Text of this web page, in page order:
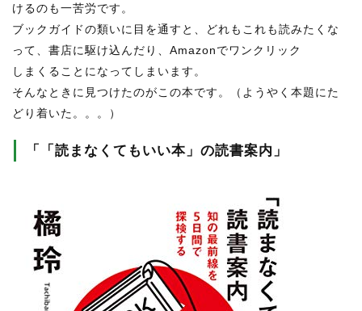
けるのも一苦労です。
ブックガイドの類いに目を通すと、どれもこれも読みたくな
って、書店に駆け込んだり、Amazonでワンクリック
しまくることになってしまいます。
そんなときに見つけたのがこの本です。（ようやく本題にた
どり着いた。。。）
「「読まなくてもいい本」の読書案内」